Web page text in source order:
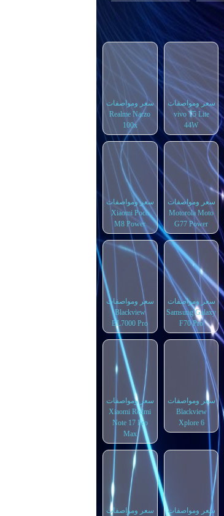
سعر ومواصفات
vivo T5 Lite
44W
سعر ومواصفات
Realme Narzo
100x
سعر ومواصفات
Motorola Moto
G77 Power
سعر ومواصفات
Xiaomi Poco
M8 Power
سعر ومواصفات
Samsung Galaxy
F70 Pro
سعر ومواصفات
Blackview
BL7000 Pro
سعر ومواصفات
Blackview
Xplore 6
سعر ومواصفات
Xiaomi Redmi
Note 17 Pro
Max
سعر ومواصفات
سعر ومواصفات